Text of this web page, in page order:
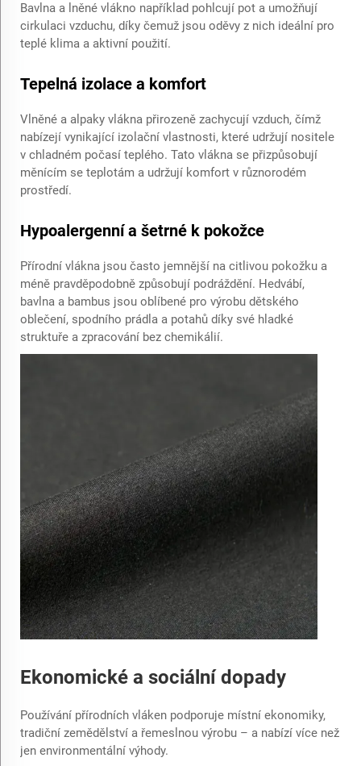
Bavlna a lněné vlákno například pohlcují pot a umožňují
cirkulaci vzduchu, díky čemuž jsou oděvy z nich ideální pro
teplé klima a aktivní použití.
Tepelná izolace a komfort
Vlněné a alpaky vlákna přirozeně zachycují vzduch, čímž
nabízejí vynikající izolační vlastnosti, které udržují nositele
v chladném počasí teplého. Tato vlákna se přizpůsobují
měnícím se teplotám a udržují komfort v různorodém
prostředí.
Hypoalergenní a šetrné k pokožce
Přírodní vlákna jsou často jemnější na citlivou pokožku a
méně pravděpodobně způsobují podráždění. Hedvábí,
bavlna a bambus jsou oblíbené pro výrobu dětského
oblečení, spodního prádla a potahů díky své hladké
struktuře a zpracování bez chemikálií.
Ekonomické a sociální dopady
Používání přírodních vláken podporuje místní ekonomiky,
tradiční zemědělství a řemeslnou výrobu – a nabízí více než
jen environmentální výhody.